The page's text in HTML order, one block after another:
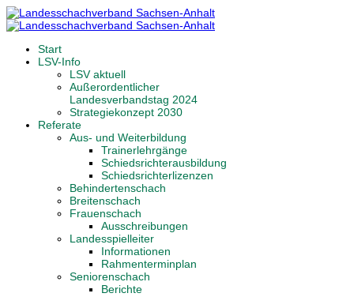
Start
LSV-Info
LSV aktuell
Außerordentlicher
Landesverbandstag 2024
Strategiekonzept 2030
Referate
Aus- und Weiterbildung
Trainerlehrgänge
Schiedsrichterausbildung
Schiedsrichterlizenzen
Behindertenschach
Breitenschach
Frauenschach
Ausschreibungen
Landesspielleiter
Informationen
Rahmenterminplan
Seniorenschach
Berichte